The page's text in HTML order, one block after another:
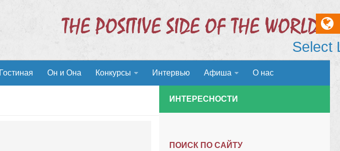
Гостиная Он и Она Конкурсы Интервью Афиша О нас
ИНТЕРЕСНОСТИ
ПОИСК ПО САЙТУ
Select